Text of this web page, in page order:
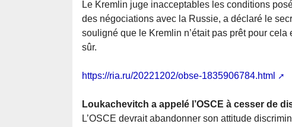
Le Kremlin juge inacceptables les conditions
des négociations avec la Russie, a déclaré le
souligné que le Kremlin n’était pas prêt pour
sûr.
https://ria.ru/20221202/obse-1835906784.html
Loukachevitch a appelé l’OSCE à cesser de
L’OSCE devrait abandonner son attitude